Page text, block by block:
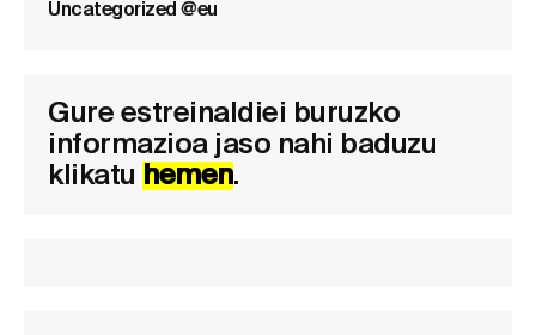
Uncategorized @eu
Gure estreinaldiei buruzko
informazioa jaso nahi baduzu
klikatu hemen.